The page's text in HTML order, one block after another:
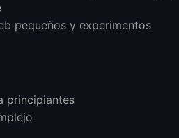
pequeños y experimentos
principiantes